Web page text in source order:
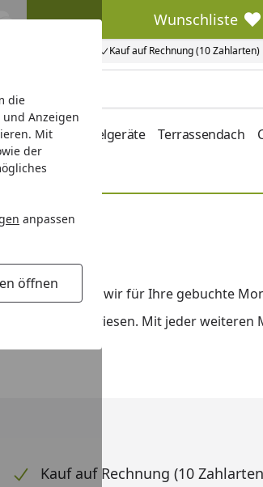
die
Anzeigen
Mit
der
anpassen
öffnen
Kauf auf Rechnung (10 Zahlarten)
Wunschliste
Wunschliste
Kinderspielgeräte Terrassendach
berechnen wir für Ihre gebuchte
ausgewiesen. Mit jeder
Kauf auf Rechnung (10